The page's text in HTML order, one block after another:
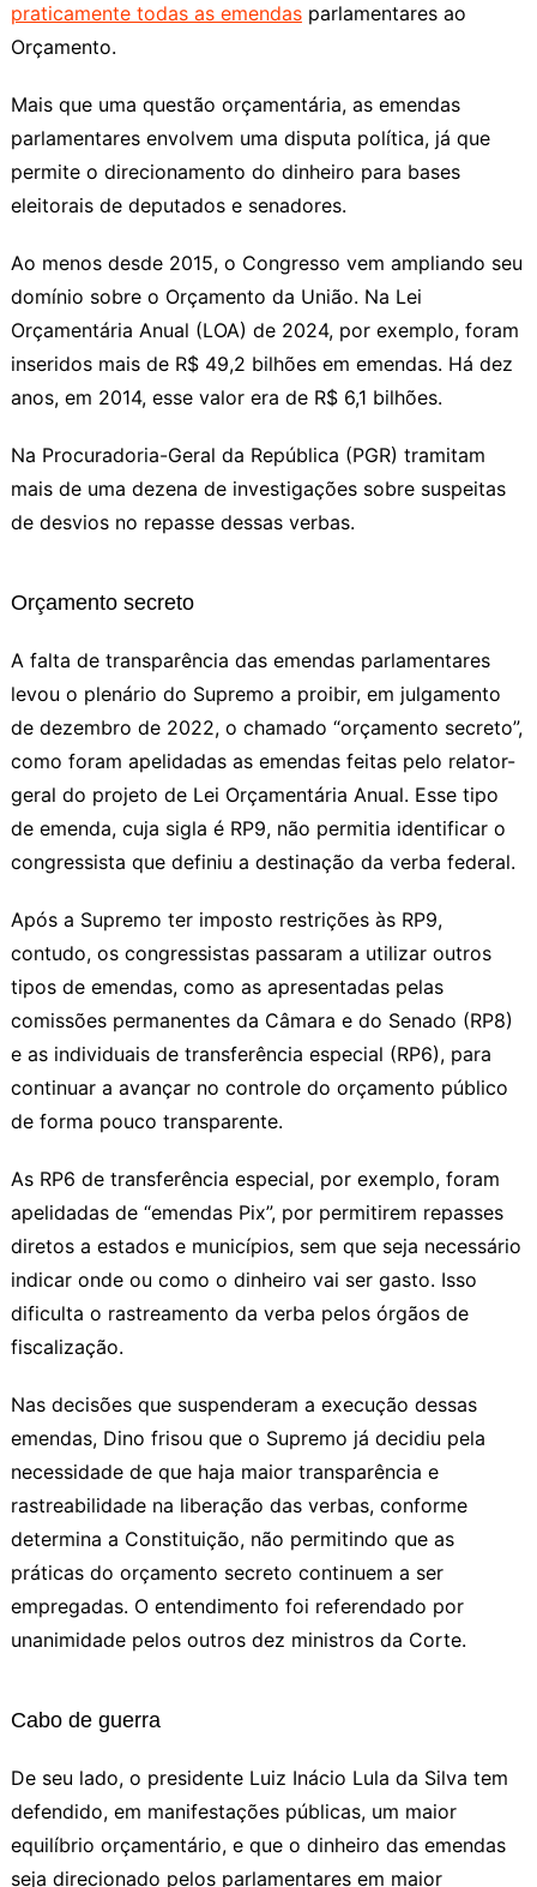
praticamente todas as emendasparlamentares ao
Orçamento.
Mais que uma questão orçamentária, as emendas
parlamentares envolvem uma disputa política, já que
permite o direcionamento do dinheiro para bases
eleitorais de deputados e senadores.
Ao menos desde 2015, o Congresso vem ampliando seu
domínio sobre o Orçamento da União. Na Lei
Orçamentária Anual (LOA) de 2024, por exemplo, foram
inseridos mais de R$ 49,2 bilhões em emendas. Há dez
anos, em 2014, esse valor era de R$ 6,1 bilhões.
Na Procuradoria-Geral da República (PGR) tramitam
mais de uma dezena de investigações sobre suspeitas
de desvios no repasse dessas verbas.
Orçamento secreto
A falta de transparência das emendas parlamentares
levou o plenário do Supremo a proibir, em julgamento
de dezembro de 2022, o chamado “orçamento secreto”,
como foram apelidadas as emendas feitas pelo relator-
geral do projeto de Lei Orçamentária Anual. Esse tipo
de emenda, cuja sigla é RP9, não permitia identificar o
congressista que definiu a destinação da verba federal.
Após a Supremo ter imposto restrições às RP9,
contudo, os congressistas passaram a utilizar outros
tipos de emendas, como as apresentadas pelas
comissões permanentes da Câmara e do Senado (RP8)
e as individuais de transferência especial (RP6), para
continuar a avançar no controle do orçamento público
de forma pouco transparente.
As RP6 de transferência especial, por exemplo, foram
apelidadas de “emendas Pix”, por permitirem repasses
diretos a estados e municípios, sem que seja necessário
indicar onde ou como o dinheiro vai ser gasto. Isso
dificulta o rastreamento da verba pelos órgãos de
fiscalização.
Nas decisões que suspenderam a execução dessas
emendas, Dino frisou que o Supremo já decidiu pela
necessidade de que haja maior transparência e
rastreabilidade na liberação das verbas, conforme
determina a Constituição, não permitindo que as
práticas do orçamento secreto continuem a ser
empregadas. O entendimento foi referendado por
unanimidade pelos outros dez ministros da Corte.
Cabo de guerra
De seu lado, o presidente Luiz Inácio Lula da Silva tem
defendido, em manifestações públicas, um maior
equilíbrio orçamentário, e que o dinheiro das emendas
seja direcionado pelos parlamentares em maior